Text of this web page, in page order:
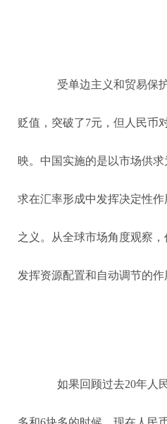
受单边主义和贸易保
贬值，突破了7元，但人民币
映。中国实施的是以市场供
求在汇率形成中发挥决定性
之义。从全球市场角度观察
发挥资源配置和自动调节的作
如果回顾过去20年人